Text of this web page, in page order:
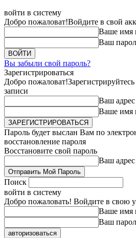
войти в систему
Добро пожаловат!Войдите в свой
Ваше имя
Ваш
Вы забыли свой пароль?
Зарегистрироваться
Добро пожаловат!
записи
Ваш
Ваше имя
Пароль будет выслан Вам по
восстановление пароля
Восстановите свой пароль
Ваш
Поиск
войти в систему
Добро пожаловать! Войдите в свою
Ваше имя
Ваш